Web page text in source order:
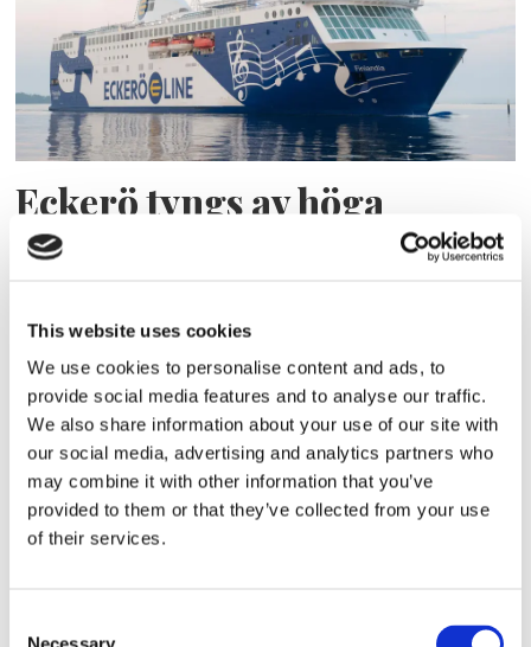
This website uses cookies
We use cookies to personalise content and ads, to
provide social media features and to analyse our traffic.
We also share information about your use of our site with
our social media, advertising and analytics partners who
may combine it with other information that you’ve
provided to them or that they’ve collected from your use
of their services.
Eckerö tyngs av höga
bränslekostnader men